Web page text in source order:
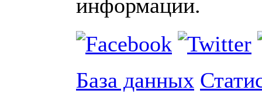
информации.
База данных